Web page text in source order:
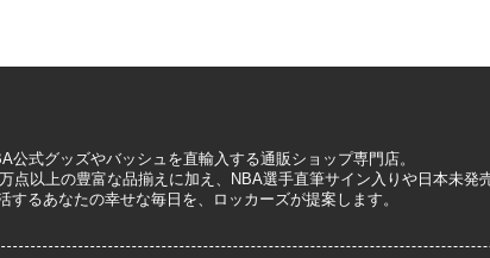
公式グッズやバッシュを直輸入する通販ショップ専門店。
点以上の豊富な品揃えに加え、NBA選手直筆サイン入りや日本未発
するあなたの幸せな毎日を、ロッカーズが提案します。